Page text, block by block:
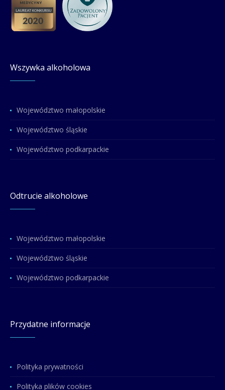
Wszywka alkoholowa
Województwo małopolskie
Województwo śląskie
Województwo podkarpackie
Odtrucie alkoholowe
Województwo małopolskie
Województwo śląskie
Województwo podkarpackie
Przydatne informacje
Polityka prywatności
Polityka plików cookies